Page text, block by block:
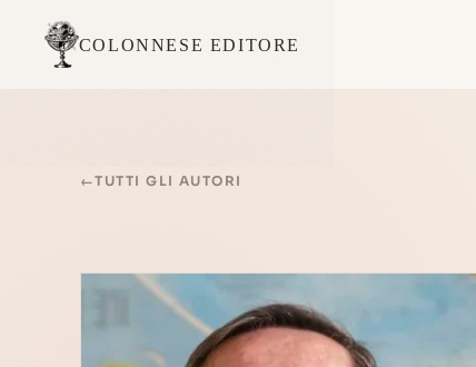
COLONNESE EDITORE
←TUTTI GLI AUTORI